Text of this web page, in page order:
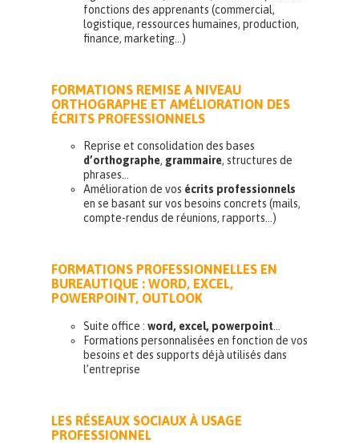
fonctions des apprenants (commercial,
logistique, ressources humaines, production,
finance, marketing…)
FORMATIONS REMISE A NIVEAU
ORTHOGRAPHE ET AMÉLIORATION DES
ÉCRITS PROFESSIONNELS
Reprise et consolidation des bases
d’orthographe, grammaire, structures de
phrases…
Amélioration de vos écrits professionnels
en se basant sur vos besoins concrets (mails,
compte-rendus de réunions, rapports…)
FORMATIONS PROFESSIONNELLES EN
BUREAUTIQUE : WORD, EXCEL,
POWERPOINT, OUTLOOK
Suite office : word, excel, powerpoint…
Formations personnalisées en fonction de vos
besoins et des supports déjà utilisés dans
l’entreprise
LES RÉSEAUX SOCIAUX À USAGE
PROFESSIONNEL